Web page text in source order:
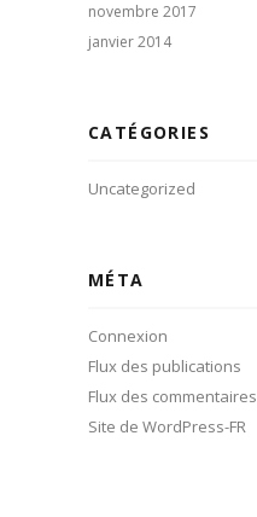
novembre 2017
janvier 2014
CATÉGORIES
Uncategorized
MÉTA
Connexion
Flux des publications
Flux des commentaires
Site de WordPress-FR